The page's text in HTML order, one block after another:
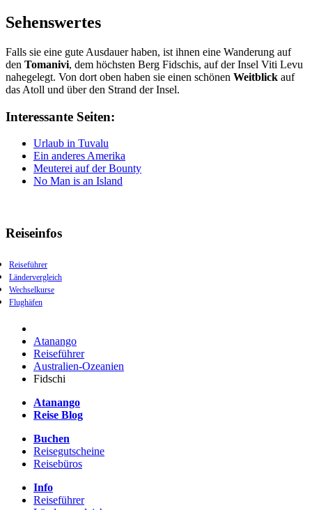
Sehenswertes
Falls sie eine gute Ausdauer haben, ist ihnen eine Wanderung auf
den Tomanivi, dem höchsten Berg Fidschis, auf der Insel Viti Levu
nahegelegt. Von dort oben haben sie einen schönen Weitblick auf
das Atoll und über den Strand der Insel.
Interessante Seiten:
Urlaub in Tuvalu
Ein anderes Amerika
Meuterei auf der Bounty
No Man is an Island
Reiseinfos
Reiseführer
Ländervergleich
Wechselkurse
Flughäfen
Atanango
Reiseführer
Australien-Ozeanien
Fidschi
Atanango
Reise Blog
Buchen
Reisegutscheine
Reisebüros
Info
Reiseführer